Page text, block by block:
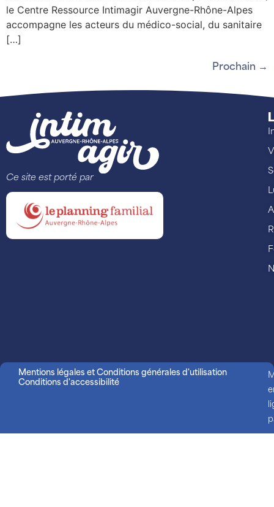
le Centre Ressource Intimagir Auvergne-Rhône-Alpes
accompagne les acteurs du médico-social, du sanitaire
[…]
Prochain →
Ce site est porté par
Mentions légales et Conditions générales d'utilisation
Conditions d'accessibilité